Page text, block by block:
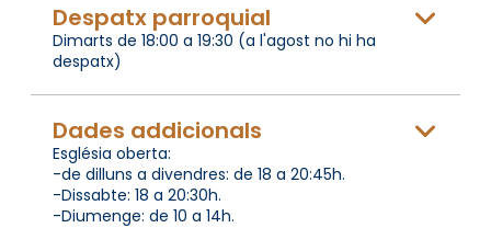
Despatx parroquial
Dimarts de 18:00 a 19:30 (a l'agost no hi ha
despatx)
Dades addicionals
Església oberta:
-de dilluns a divendres: de 18 a 20:45h.
-Dissabte: 18 a 20:30h.
-Diumenge: de 10 a 14h.